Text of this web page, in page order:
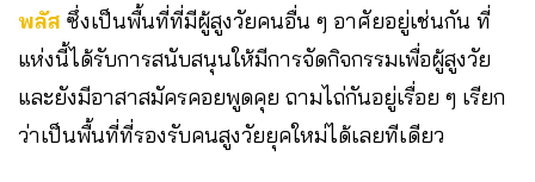
พลัส ซึ่งเป็นพื้นที่ที่มีผู้สูงวัยคนอื่น ๆ อาศัยอยู่เช่นกัน ที่
แห่งนี้ได้รับการสนับสนุนให้มีการจัดกิจกรรมเพื่อผู้สูงวัย
และยังมีอาสาสมัครคอยพูดคุย ถามไถ่กันอยู่เรื่อย ๆ เรียก
ว่าเป็นพื้นที่ที่รองรับคนสูงวัยยุคใหม่ได้เลยทีเดียว